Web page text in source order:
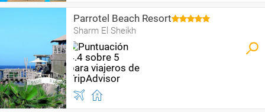
Parrotel Beach Resort
Sharm El Sheikh